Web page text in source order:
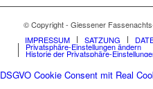
© Copyright - Giessener
IMPRESSUM
SATZUNG
Privatsphäre-Einstellungen ändern
Historie der Privatsphäre-
DSGVO Cookie Consent mit Real